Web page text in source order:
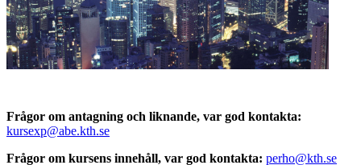
Frågor om antagning och liknande, var god kontakta:
kursexp@abe.kth.se
Frågor om kursens innehåll, var god kontakta: perho@kth.se